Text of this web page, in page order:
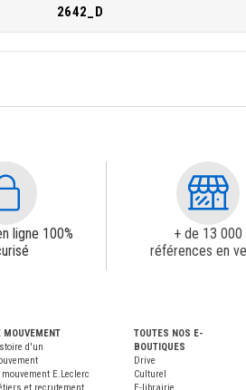
2642_D
ligne 100%
+ de 13 000
références en
MOUVEMENT
d'un
mouvement E.Leclerc
TOUTES NOS E-
BOUTIQUES
Drive
Culturel